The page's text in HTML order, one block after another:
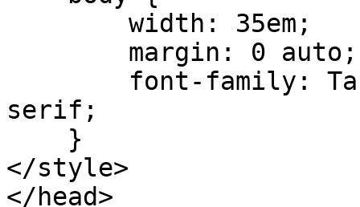
serif;
</style>
</head>